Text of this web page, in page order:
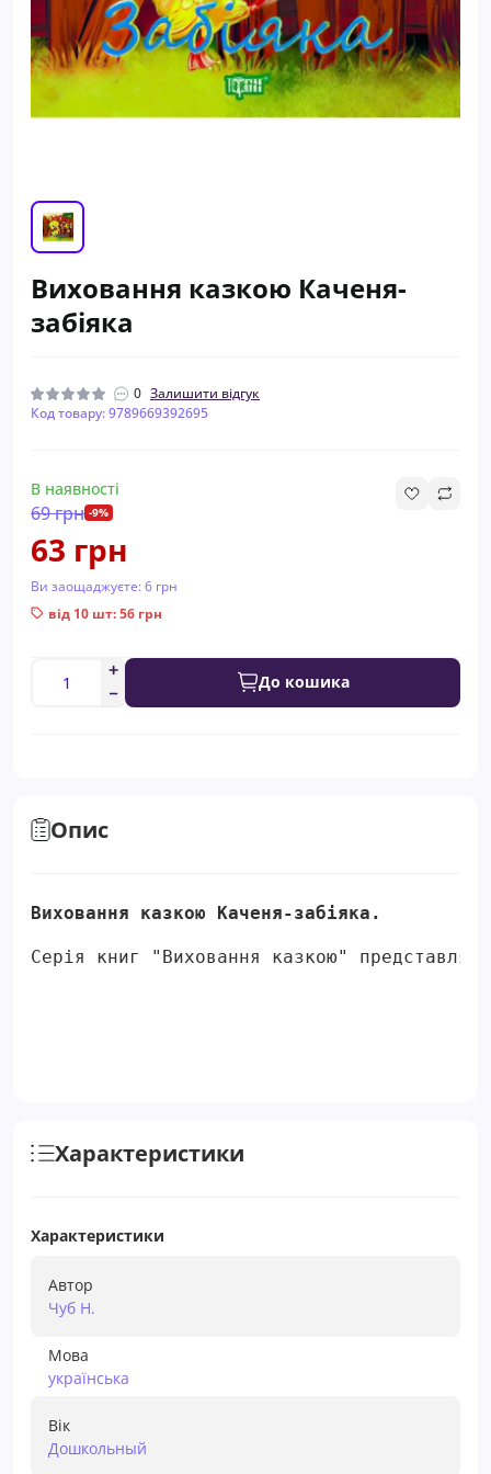
Виховання казкою Каченя-
забіяка
0 Залишити відгук
Код товару: 9789669392695
В наявності
69 грн -9%
63 грн
Ви заощаджуєте:6 грн
від 10 шт: 56 грн
До кошика
Опис
Виховання казкою Каченя-забіяка.
Серія книг "Виховання казкою"
Характеристики
Характеристики
Автор
Чуб Н.
Мова
українська
Вік
Дошкольный